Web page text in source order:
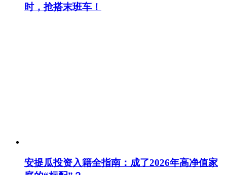
时，抢搭末班车！
安提瓜投资入籍全指南：成了2026年高净值家